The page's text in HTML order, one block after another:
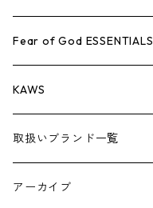
小物
コラボレーション
×THE NORTH FACE
×COMME des GARCONS
シーズンアイテム
26SS
BOX LOGOアイテム
シューズ
小物
バッグ
シューズ
小物
キャップ・ハット
バッグ
シューズ
小物
パンツ
キャップ・ハット
バッグ
シューズ
ジャケット
パンツ
キャップ
バッグ
シャツ
ジャケット
パンツ
キャップ・ハット
スウェット/ニット
シャツ
ジャケット
パンツ
AIR JORDAN 1
AIR JORDAN 3
アパレル・小物
Tシャツ
ロンTEE
スウェット/ニット
ジャケット
Fear of God ESSENTIALS
Tシャツ
ロンTEE
スウェット/ニット
KAWS
アパレル
小物
取扱いブランド一覧
A
アーカイブ